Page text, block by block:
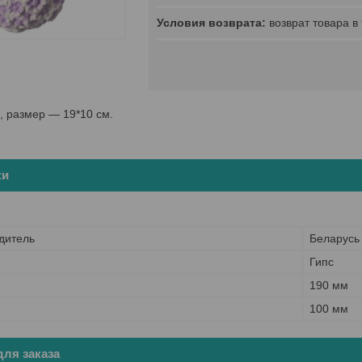
возврат товара
размер — 19*10 см.
Беларусь
Гипс
190 мм
100 мм
заказа